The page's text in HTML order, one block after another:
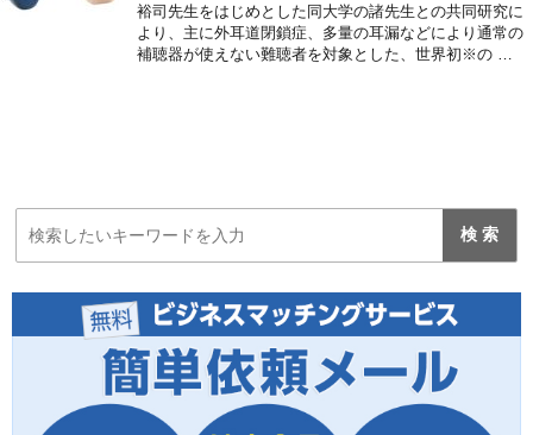
裕司先生をはじめとした同大学の諸先生との共同研究に
より、主に外耳道閉鎖症、多量の耳漏などにより通常の
補聴器が使えない難聴者を対象とした、世界初※の …